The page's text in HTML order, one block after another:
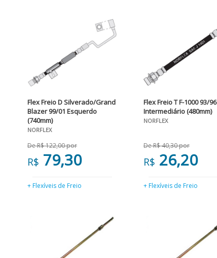
Flex Freio D Silverado/Grand
Blazer 99/01 Esquerdo
(740mm)
NORFLEX
De R$ 122,00 por
R$ 79,30
+ Flexíveis de Freio
Flex Freio T F-1000 93/96
Intermediário (480mm)
NORFLEX
De R$ 40,30 por
R$ 26,20
+ Flexíveis de Freio